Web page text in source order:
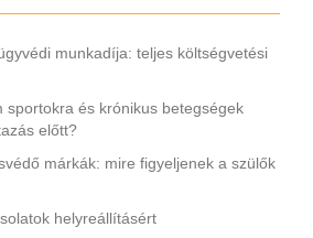
munkadíja: teljes költségvetési
sportokra és krónikus betegségek
előtt?
márkák: mire figyeljenek a szülők
helyreállításért